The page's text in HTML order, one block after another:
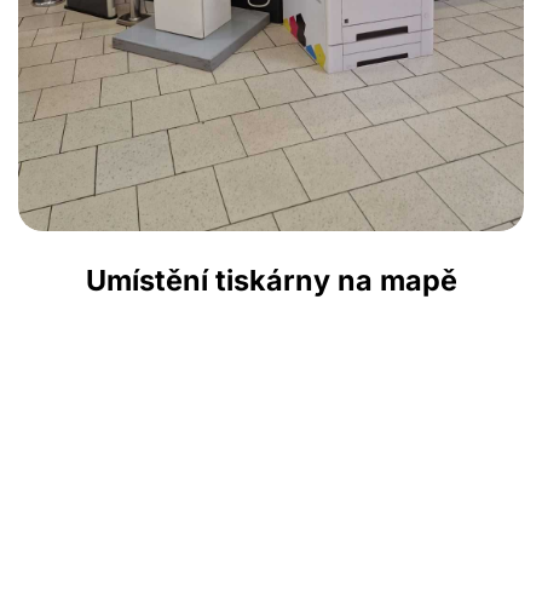
Umístění tiskárny na mapě